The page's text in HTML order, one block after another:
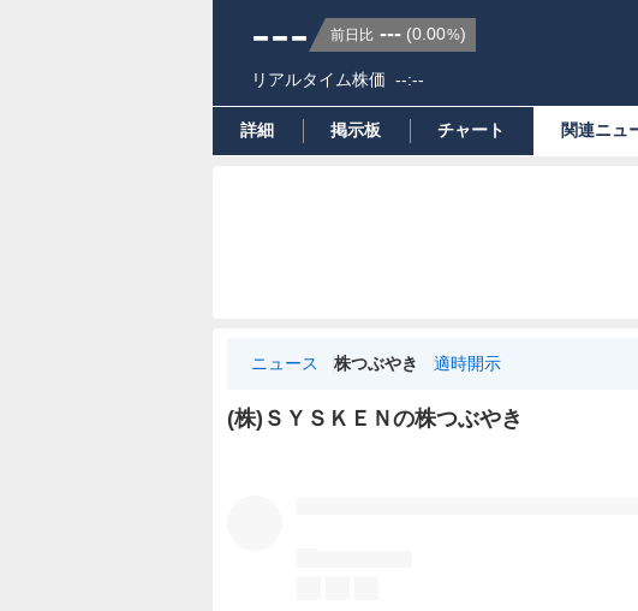
--- 前日比 --- (0.00%)
リアルタイム株価 --:--
詳細 掲示板 チャート 関連ニュ
ニュース 株つぶやき 適時開示
(株)ＳＹＳＫＥＮの株つぶやき